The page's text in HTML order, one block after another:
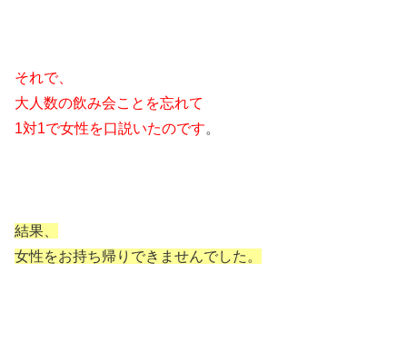
それで、
大人数の飲み会ことを忘れて
1対1で女性を口説いたのです。
結果、
女性をお持ち帰りできませんでした。